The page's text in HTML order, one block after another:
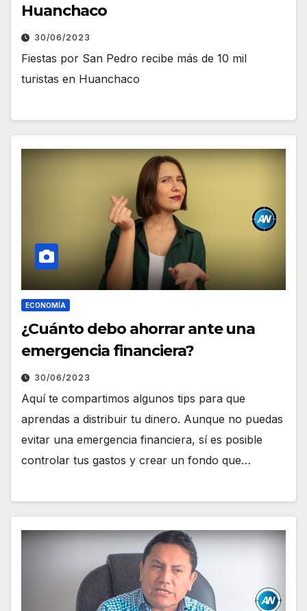
Huanchaco
30/06/2023
Fiestas por San Pedro recibe más de 10 mil
turistas en Huanchaco
ECONOMÍA
¿Cuánto debo ahorrar ante una
emergencia financiera?
30/06/2023
Aquí te compartimos algunos tips para que
aprendas a distribuir tu dinero. Aunque no puedas
evitar una emergencia financiera, sí es posible
controlar tus gastos y crear un fondo que…